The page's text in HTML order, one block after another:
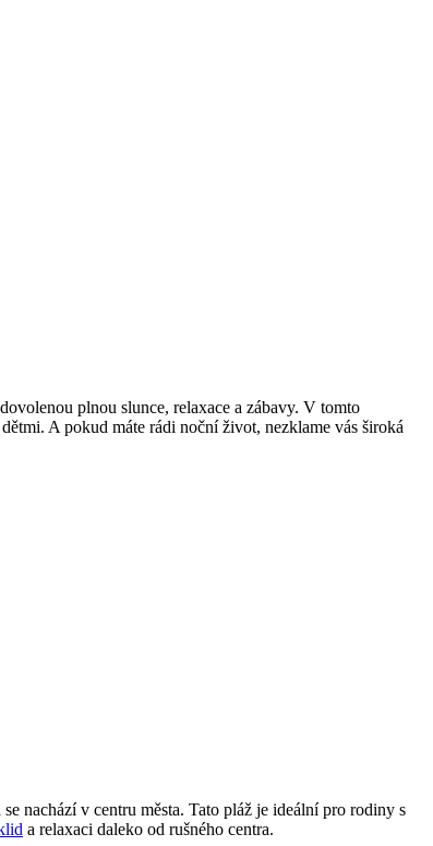
plnou slunce, relaxace a zábavy. V tomto
A pokud máte rádi noční život, nezklame vás široká
se nachází v centru města. Tato pláž je ideální pro rodiny s
a relaxaci daleko od rušného centra.